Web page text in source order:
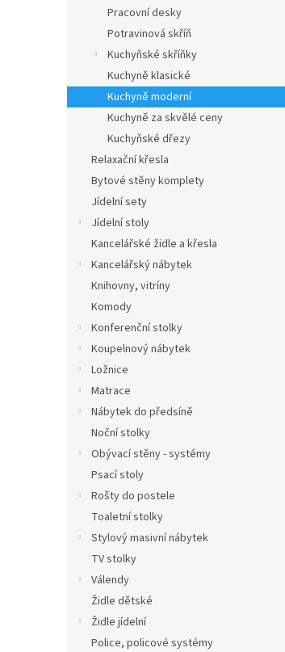
Pracovní desky
Potravinová skříň
Kuchyňské skříňky
Kuchyně klasické
Kuchyně moderní
Kuchyně za skvělé ceny
Kuchyňské dřezy
Relaxační křesla
Bytové stěny komplety
Jídelní sety
Jídelní stoly
Kancelářské židle a křesla
Kancelářský nábytek
Knihovny, vitríny
Komody
Konferenční stolky
Koupelnový nábytek
Ložnice
Matrace
Nábytek do předsíně
Noční stolky
Obývací stěny - systémy
Psací stoly
Rošty do postele
Toaletní stolky
Stylový masivní nábytek
TV stolky
Válendy
Židle dětské
Židle jídelní
Police, policové systémy